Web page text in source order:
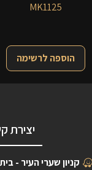
MK1125
הוספה לרשימה
יצירת
קניון שערי העיר -